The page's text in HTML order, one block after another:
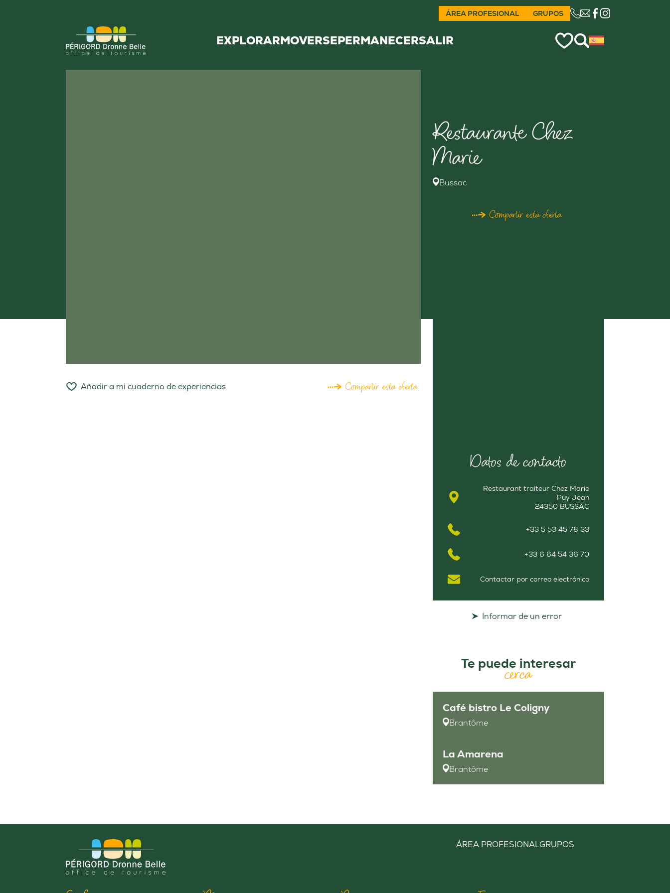
ÁREA PROFESIONAL GRUPOS CE LIEN OUVRIRA
EXPLORARMOVERSEPERMANECERSALIR
Restaurante Chez
Marie
Bussac
Compartir esta oferta
Añadir a mi cuaderno de experiencias Compartir esta oferta
Datos de contacto
Restaurant traiteur Chez Marie
Puy Jean
24350 BUSSAC
+33 5 53 45 78 33
+33 6 64 54 36 70
Contactar por correo electrónico
Informar de un error
Te puede interesar
cerca
Café bistro Le Coligny
Brantôme
La Amarena
Brantôme
ÁREA PROFESIONALGRUPOS